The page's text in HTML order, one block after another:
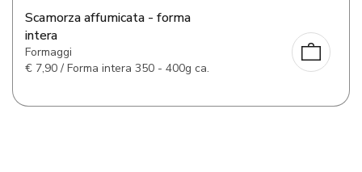
Scamorza affumicata - forma
intera
Formaggi
€ 7,90 / Forma intera 350 - 400g ca.